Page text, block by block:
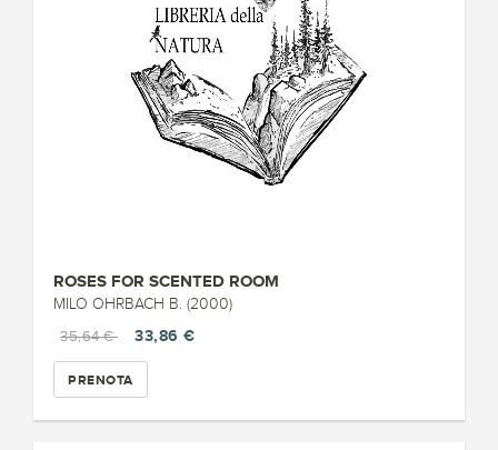
ROSES FOR SCENTED ROOM
MILO OHRBACH B. (2000)
35,64 €
33,86 €
PRENOTA